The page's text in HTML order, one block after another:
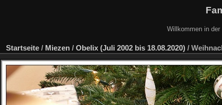
Willkommen in
Startseite / Miezen / Obelix (Juli 2002 bis 18.08.2020) /